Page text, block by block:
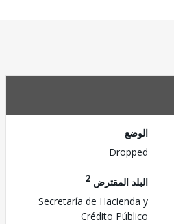
المقترض
Secretaría de Hacienda
Crédito